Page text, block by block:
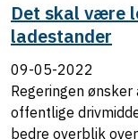
Det skal være
ladestander
09-05-2022
Regeringen
offentlige
bedre overblik